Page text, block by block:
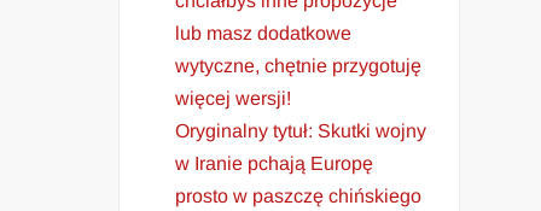
lub masz dodatkowe
wytyczne, chętnie przygotuję
więcej wersji!
Oryginalny tytuł: Skutki wojny
w Iranie pchają Europę
prosto w paszczę chińskiego